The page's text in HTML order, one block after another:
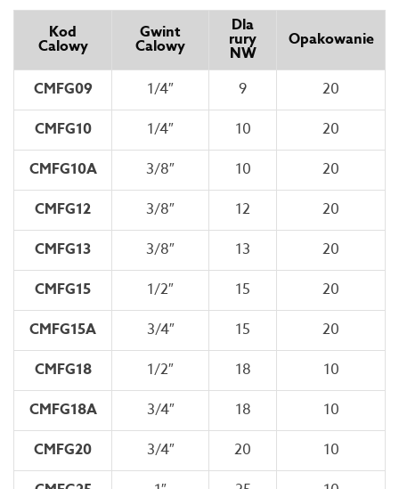
Kod
Calowy
Gwint
Calowy
Dla
rury
NW
Opakowanie
CMFG09 1/4″ 9
20
CMFG10
1/4″ 10
20
CMFG10A
3/8″ 10
20
CMFG12
3/8″ 12
20
CMFG13
3/8″ 13
20
CMFG15
1/2″ 15
20
CMFG15A
3/4″ 15
20
CMFG18
1/2″ 18
10
CMFG18A
3/4″ 18
10
CMFG20
3/4″ 20
10